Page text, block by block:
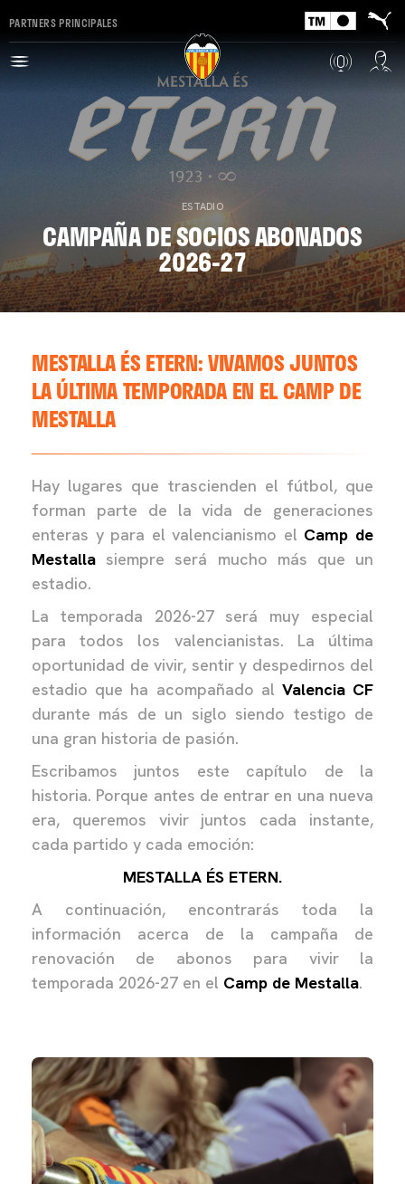
PARTNERS PRINCIPALES
ESTADIO
CAMPAÑA DE SOCIOS ABONADOS
2026-27
MESTALLA ÉS ETERN: VIVAMOS JUNTOS
LA ÚLTIMA TEMPORADA EN EL CAMP DE
MESTALLA
Hay lugares que trascienden el fútbol, que
forman parte de la vida de generaciones
enteras y para el valencianismo el Camp de
Mestalla siempre será mucho más que un
estadio.
La temporada 2026-27 será muy especial
para todos los valencianistas. La última
oportunidad de vivir, sentir y despedirnos del
estadio que ha acompañado al Valencia CF
durante más de un siglo siendo testigo de
una gran historia de pasión.
Escribamos juntos este capítulo de la
historia. Porque antes de entrar en una nueva
era, queremos vivir juntos cada instante,
cada partido y cada emoción:
MESTALLA ÉS ETERN.
A continuación, encontrarás toda la
información acerca de la campaña de
renovación de abonos para vivir la
temporada 2026-27 en el Camp de Mestalla.